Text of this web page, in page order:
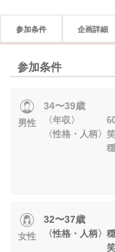
参加条件 企画詳細
参加条件
男性
34〜39歳
〈年収〉
〈性格・人柄〉
穏やか
女性
32〜37歳
〈性格・人柄〉
笑顔が可